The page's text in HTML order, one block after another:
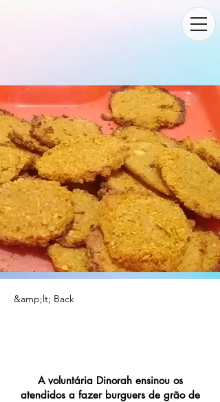
&amp;lt; Back
A voluntária Dinorah ensinou os
atendidos a fazer burguers de grão de